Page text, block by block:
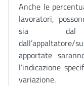
Anche le
lavoratori,
sia dal
apportate
l’indicazione
variazione.